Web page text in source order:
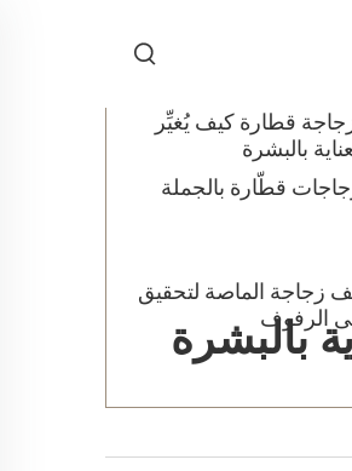
بالبشرة
قطارة كيف يُغيِّر
بالبشرة
قطّارة بالجملة
زجاجة الماصة لتحقيق
الرفوف